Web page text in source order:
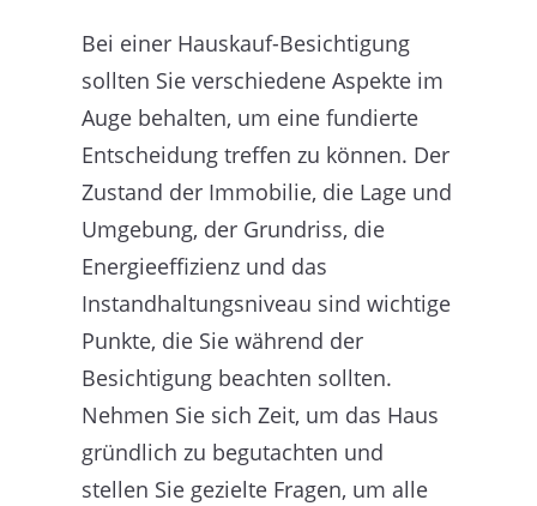
Bei einer Hauskauf-Besichtigung
sollten Sie verschiedene Aspekte im
Auge behalten, um eine fundierte
Entscheidung treffen zu können. Der
Zustand der Immobilie, die Lage und
Umgebung, der Grundriss, die
Energieeffizienz und das
Instandhaltungsniveau sind wichtige
Punkte, die Sie während der
Besichtigung beachten sollten.
Nehmen Sie sich Zeit, um das Haus
gründlich zu begutachten und
stellen Sie gezielte Fragen, um alle